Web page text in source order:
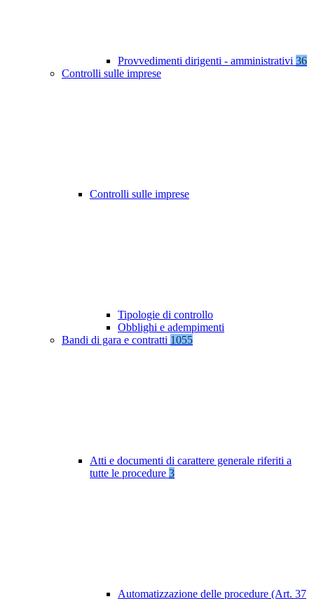
Provvedimenti dirigenti - amministrativi 36
Controlli sulle imprese
Controlli sulle imprese
Tipologie di controllo
Obblighi e adempimenti
Bandi di gara e contratti 1055
Atti e documenti di carattere generale riferiti a
tutte le procedure 3
Automatizzazione delle procedure (Art. 37